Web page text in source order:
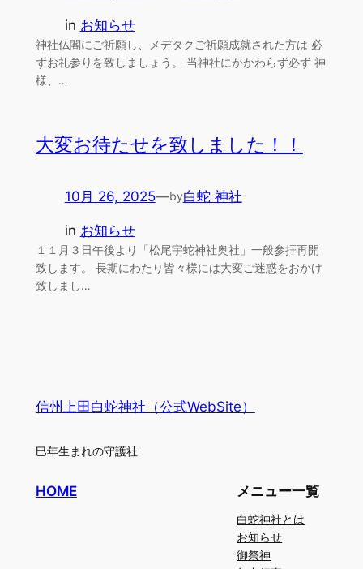
in お知らせ
神社仏閣にご祈願し、メデタクご祈願成就された方は 必
ずお礼参りを致しましょう。 当神社にかかわらず必ず 神
様、…
大変お待たせを致しました！！
10月 26, 2025—by白蛇 神社
in お知らせ
１１月３日午後より「松尾宇蛇神社奥社」一般参拝再開
致します。 長期にわたり皆々様には大変ご迷惑をおかけ
致しまし…
信州上田白蛇神社（公式WebSite）
巳年生まれの守護社
HOME メニュー一覧
白蛇神社とは
お知らせ
御祭神